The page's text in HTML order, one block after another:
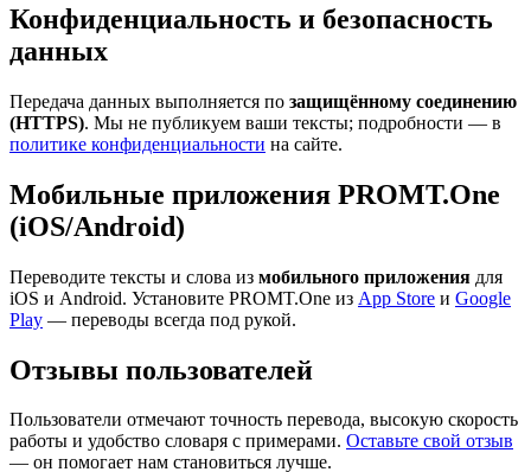
Конфиденциальность и безопасность
данных
Передача данных выполняется по защищённому соединению
(HTTPS). Мы не публикуем ваши тексты; подробности — в
политике конфиденциальности на сайте.
Мобильные приложения PROMT.One
(iOS/Android)
Переводите тексты и слова из мобильного приложения для
iOS и Android. Установите PROMT.One из App Store и Google
Play — переводы всегда под рукой.
Отзывы пользователей
Пользователи отмечают точность перевода, высокую скорость
работы и удобство словаря с примерами. Оставьте свой отзыв
— он помогает нам становиться лучше.